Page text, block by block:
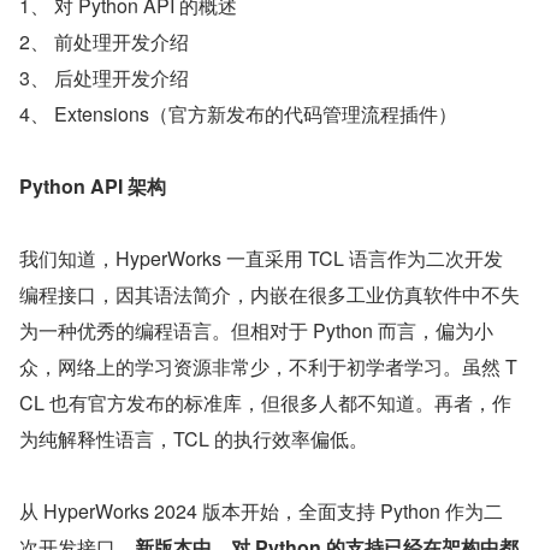
2、 前处理开发介绍
3、 后处理开发介绍
4、 Extensions（官方新发布的代码管理流程插件）
Python API 架构
我们知道，HyperWorks 一直采用 TCL 语言作为二次开发
编程接口，因其语法简介，内嵌在很多工业仿真软件中不失
为一种优秀的编程语言。但相对于 Python 而言，偏为小
众，网络上的学习资源非常少，不利于初学者学习。虽然 T
CL 也有官方发布的标准库，但很多人都不知道。再者，作
为纯解释性语言，TCL 的执行效率偏低。
从 HyperWorks 2024 版本开始，全面支持 Python 作为二